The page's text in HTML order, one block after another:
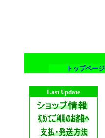
トップページ
Last Update